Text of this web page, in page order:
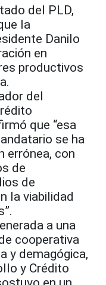
del PLD,
la
Danilo
en
productivos
del
que “esa
se ha
errónea, con
de
de
la viabilidad
a una
cooperativa
y demagógica,
y Crédito